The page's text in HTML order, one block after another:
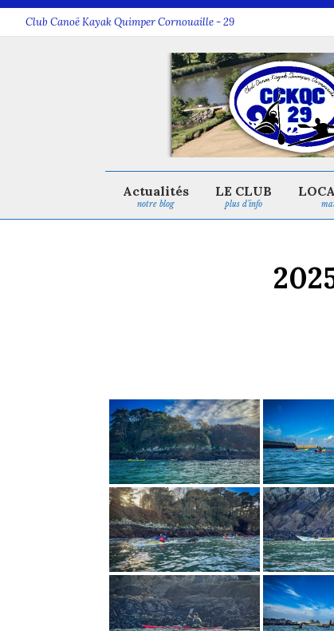
Club Canoë Kayak Quimper Cornouaille - 29
notre blog
Actualités
plus d’info
LE CLUB